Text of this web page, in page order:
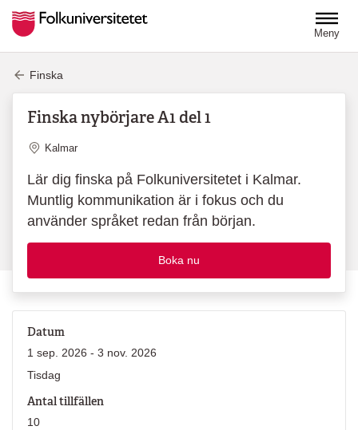
Meny
Finska
Finska nybörjare A1 del 1
Plats
Kalmar
Lär dig finska på Folkuniversitetet i Kalmar.
Muntlig kommunikation är i fokus och du
använder språket redan från början.
Boka nu
Datum
1 sep. 2026 - 3 nov. 2026
Tisdag
Antal tillfällen
10